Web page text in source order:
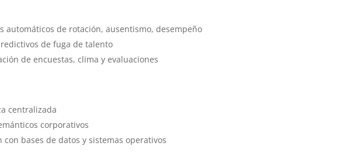
automáticos de rotación, ausentismo, desempeño
de fuga de talento
de encuestas, clima y evaluaciones
centralizada
corporativos
con bases de datos y sistemas operativos